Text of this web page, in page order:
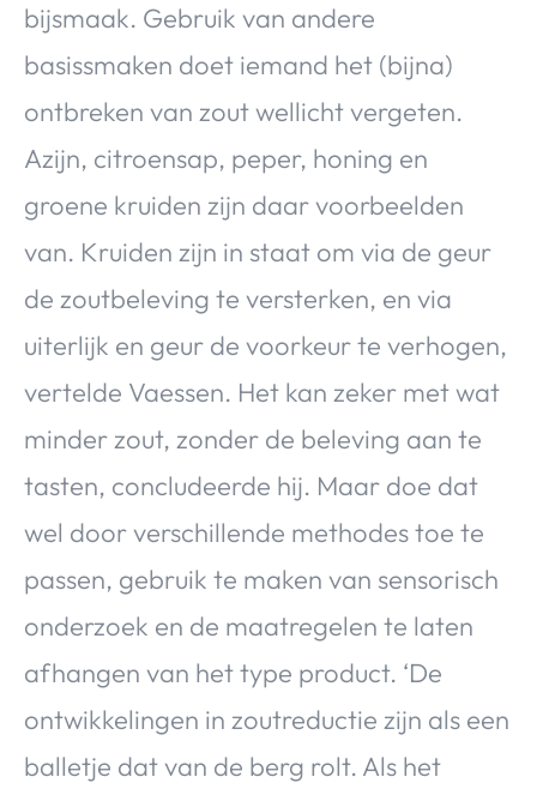
bijsmaak. Gebruik van andere
basissmaken doet iemand het (bijna)
ontbreken van zout wellicht vergeten.
Azijn, citroensap, peper, honing en
groene kruiden zijn daar voorbeelden
van. Kruiden zijn in staat om via de geur
de zoutbeleving te versterken, en via
uiterlijk en geur de voorkeur te verhogen,
vertelde Vaessen. Het kan zeker met wat
minder zout, zonder de beleving aan te
tasten, concludeerde hij. Maar doe dat
wel door verschillende methodes toe te
passen, gebruik te maken van sensorisch
onderzoek en de maatregelen te laten
afhangen van het type product. ‘De
ontwikkelingen in zoutreductie zijn als een
balletje dat van de berg rolt. Als het